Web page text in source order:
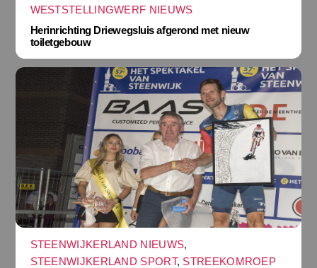
WESTSTELLINGWERF NIEUWS
Herinrichting Driewegsluis afgerond met nieuw
toiletgebouw
STEENWIJKERLAND NIEUWS,
STEENWIJKERLAND SPORT, STREEKOMROEP